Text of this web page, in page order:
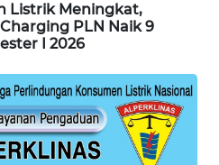
Listrik Meningkat,
PLN Naik 9
I 2026